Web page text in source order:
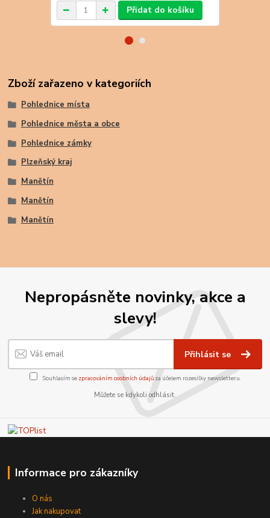
Přidat do košíku
Zboží zařazeno v kategoriích
Pohlednice místa
Pohlednice města a obce
Pohlednice zámky
Plzeňský kraj
Manětín
Manětín
Manětín
Nepropásněte novinky, akce a
slevy!
Přihlásit se
Souhlasím se zpracováním osobních údajůza účelem rozesílky newsletteru.
Můžete se kdykoli odhlásit.
Informace pro zákazníky
O nás
Jak nakupovat